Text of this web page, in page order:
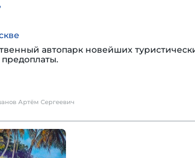
автопарк новейших
Артём Сергеевич